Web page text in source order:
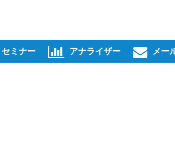
セミナー アナライザー メー